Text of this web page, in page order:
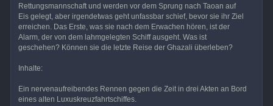
Rettungsmannschaft und werden vor dem Sprung nach Taoan auf
Eis gelegt, aber irgendetwas geht unfassbar schief, bevor sie ihr Ziel
erreichen. Das Erste, was sie nach dem Erwachen hören, ist der
Alarm, der von dem lahmgelegten Schiff ausgeht. Was ist
geschehen? Können sie die letzte Reise der Ghazali überleben?
Inhalte:
Ein nervenaufreibendes Rennen gegen die Zeit in drei Akten an Bord
eines alten Luxuskreuzfahrtschiffes.